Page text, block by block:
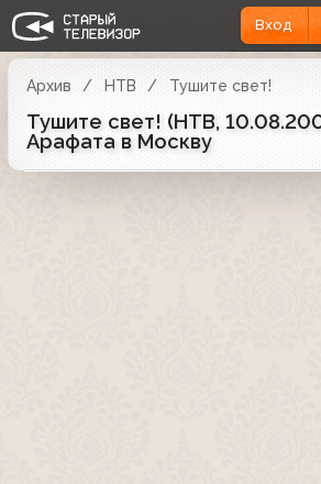
Вход
Архив НТВ Тушите свет!
Тушите свет! (НТВ,
Арафата в Москву